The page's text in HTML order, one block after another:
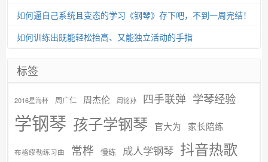
如何逼自己系统且变态的学习《钢琴》存下吧，不到一周完结！
如何训练出既能轻松抬高、又能独立活动的手指
标签
2016星海杯 周广仁 周杰伦 周铭孙 四手联弹 学琴经验
学钢琴 孩子学钢琴 官大为 家长陪练
布格缪勒练习曲 常桦 慢练 成人学钢琴 抖音热歌